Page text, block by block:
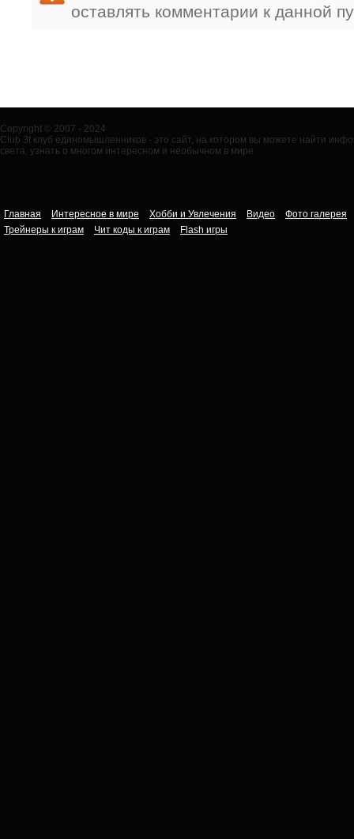
оставлять комментарии к данной
Copyright © 2007 - 2024
Club 3t клуб единомышленников - это сайт, на котором вы можете найти
света, узнать о многом интересном и необычном в мире.
Главная Интересное в мире Хобби и Увлечения Видео
Фото галерея
Трейнеры к играм
Чит коды к играм Flash игры